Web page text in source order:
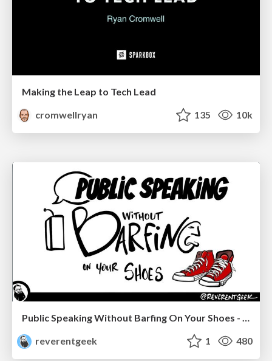
Making the Leap to Tech Lead
cromwellryan
135 10k
Public Speaking Without Barfing On Your Shoes - THAT 2023
reverentgeek
1 480